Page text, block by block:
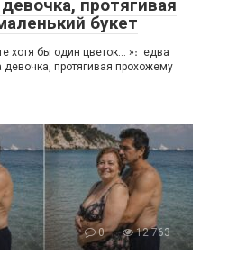
протягивая
букет
хотя бы один цветок… »։ едва
протягивая прохожему
0 12 763